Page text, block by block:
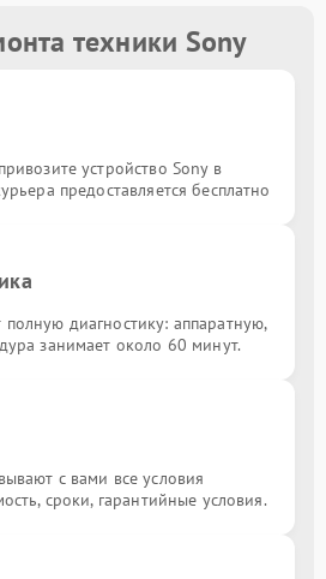
техники Sony
устройство Sony в
предоставляется бесплатно
диагностику: аппаратную,
занимает около 60 минут.
с вами все условия
сроки, гарантийные условия.